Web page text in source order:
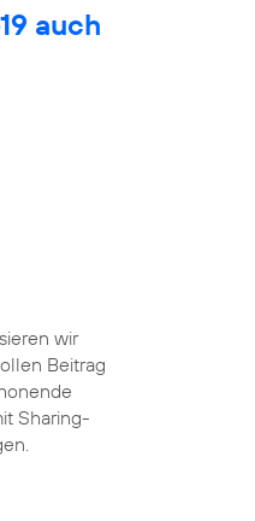
auch
wir
Beitrag
Sharing-